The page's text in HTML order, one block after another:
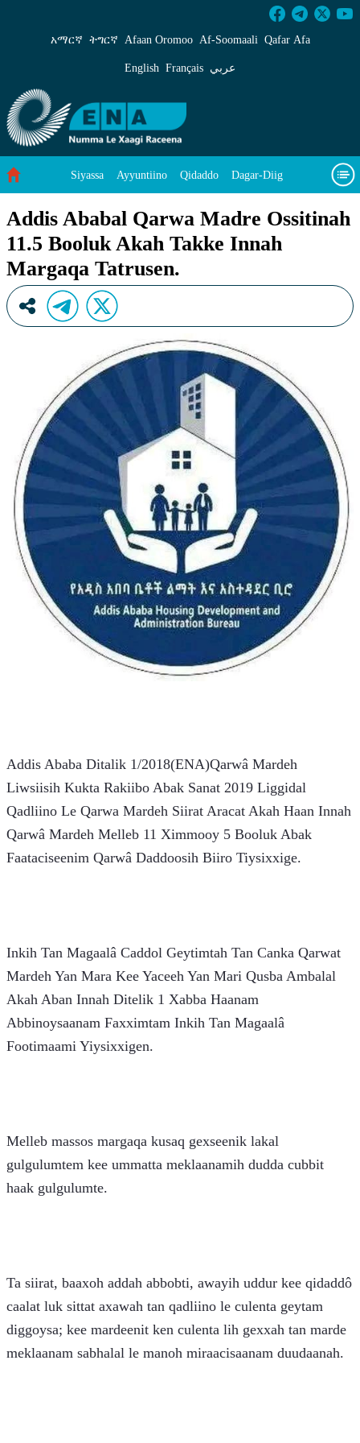
Addis Ababal Qarwa Madre Ossitinah 11.5
አማርኛ ትግርኛ Afaan Oromoo Af‑Soomaali Qafar Afa
English Français عربي
Siyassa Ayyuntiino Qidaddo Dagar-Diig
Baad Caddoh Xaagu Cibtaati Viixiyo Ni Caagiida
Addis Ababal Qarwa Madre Ossitinah
11.5 Booluk Akah Takke Innah
Margaqa Tatrusen.
Addis Ababa Ditalik 1/2018(ENA)Qarwâ Mardeh
Liwsiisih Kukta Rakiibo Abak Sanat 2019 Liggidal
Qadliino Le Qarwa Mardeh Siirat Aracat Akah Haan Innah
Qarwâ Mardeh Melleb 11 Ximmooy 5 Booluk Abak
Faataciseenim Qarwâ Daddoosih Biiro Tiysixxige.
Inkih Tan Magaalâ Caddol Geytimtah Tan Canka Qarwat
Mardeh Yan Mara Kee Yaceeh Yan Mari Qusba Ambalal
Akah Aban Innah Ditelik 1 Xabba Haanam
Abbinoysaanam Faxximtam Inkih Tan Magaalâ
Footimaami Yiysixxigen.
Melleb massos margaqa kusaq gexseenik lakal
gulgulumtem kee ummatta meklaanamih dudda cubbit
haak gulgulumte.
Ta siirat, baaxoh addah abbobti, awayih uddur kee qidaddô
caalat luk sittat axawah tan qadliino le culenta geytam
diggoysa; kee mardeenit ken culenta lih gexxah tan marde
meklaanam sabhalal le manoh miraacisaanam duudaanah.